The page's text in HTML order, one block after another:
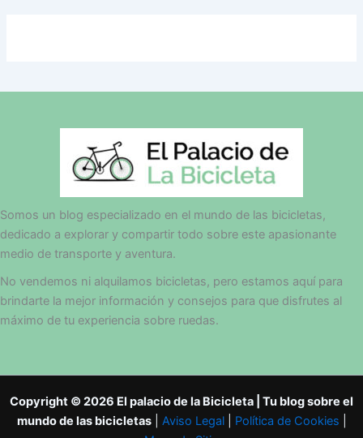
Somos un blog especializado en el mundo de las bicicletas,
dedicado a explorar y compartir todo sobre este apasionante
medio de transporte y aventura.
No vendemos ni alquilamos bicicletas, pero estamos aquí para
brindarte la mejor información y consejos para que disfrutes al
máximo de tu experiencia sobre ruedas.
Copyright © 2026 El palacio de la Bicicleta | Tu blog sobre el
mundo de las bicicletas| Aviso Legal| Política de Cookies